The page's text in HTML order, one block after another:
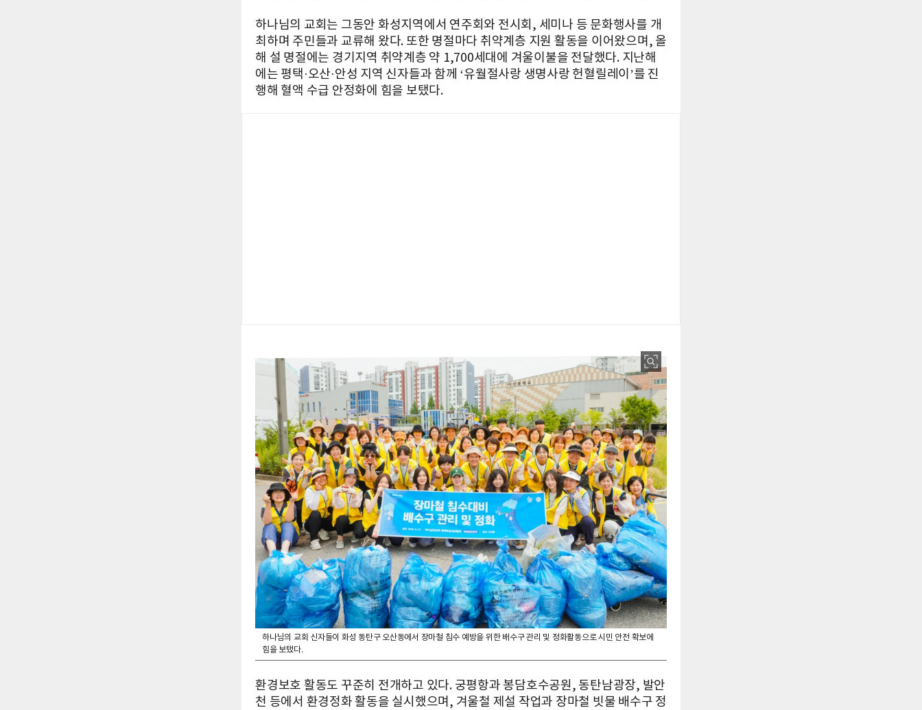
하나님의 교회는 그동안 화성지역에서 연주회와 전시회, 세미나 등 문화행사를 개
최하며 주민들과 교류해 왔다. 또한 명절마다 취약계층 지원 활동을 이어왔으며, 올
해 설 명절에는 경기지역 취약계층 약 1,700세대에 겨울이불을 전달했다. 지난해
에는 평택·오산·안성 지역 신자들과 함께 ‘유월절사랑 생명사랑 헌혈릴레이’를 진
행해 혈액 수급 안정화에 힘을 보탰다.
하나님의 교회 신자들이 화성 동탄구 오산동에서 장마철 침수 예방을 위한 배수구 관리 및 정화활동으로 시민 안전 확보에
힘을 보탰다.
환경보호 활동도 꾸준히 전개하고 있다. 궁평항과 봉담호수공원, 동탄남광장, 발안
천 등에서 환경정화 활동을 실시했으며, 겨울철 제설 작업과 장마철 빗물 배수구 정